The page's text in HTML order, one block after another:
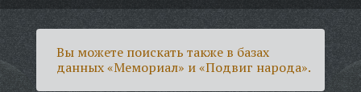
Вы можете поискать также в базах
данных «Мемориал» и «Подвиг народа».